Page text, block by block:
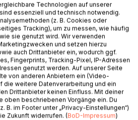
Krieg und Frieden sind
Ein Hinweis darauf, wie fragil ein
wie schnell sich jede und jeder
ob wir wollen oder nicht.
Technologien auf unserer
essenziell und technisch notwendig.
(z. B. Cookies oder
Tracking), um zu messen, wie häufig
sie genutzt wird. Wir verwenden
und setzen hierzu
auch Drittanbieter ein, wodurch ggf.
Fingerprints, Tracking-Pixel, IP-Adressen
genutzt werden. Auf unserer Seite
von anderen Anbietern ein (Video-
die weitere Datenverarbeitung und ein
Drittanbieter keinen Einfluss. Mit deiner
oben beschriebenen Vorgänge ein. Du
B. im Footer unter „Privacy-Einstellungen“)
Zukunft widerrufen. (BoD-Impressum)